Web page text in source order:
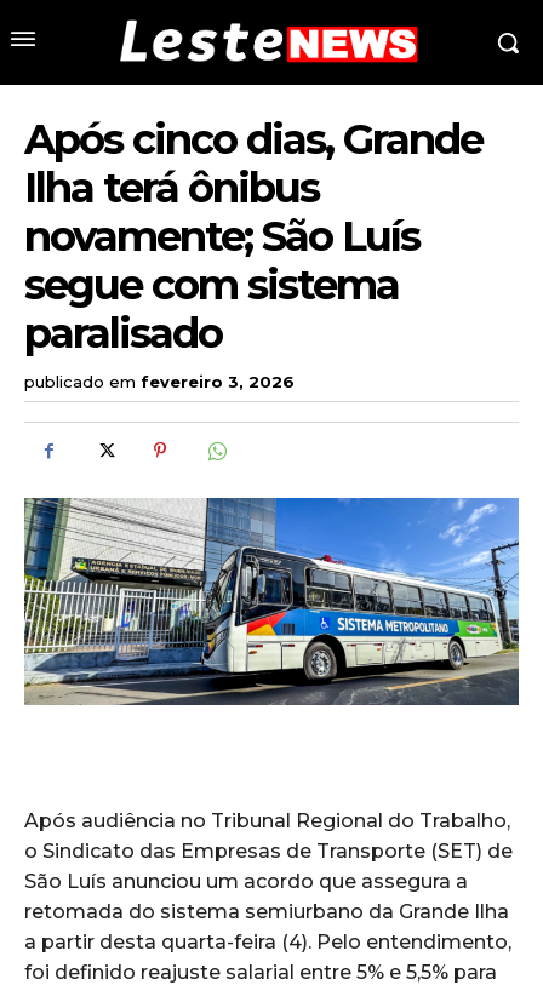
Após cinco dias, Grande
Ilha terá ônibus
novamente; São Luís
segue com sistema
paralisado
publicado em fevereiro 3, 2026
Após audiência no Tribunal Regional do Trabalho,
o Sindicato das Empresas de Transporte (SET) de
São Luís anunciou um acordo que assegura a
retomada do sistema semiurbano da Grande Ilha
a partir desta quarta-feira (4). Pelo entendimento,
foi definido reajuste salarial entre 5% e 5,5% para